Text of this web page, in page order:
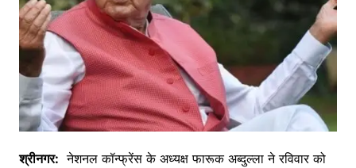
श्रीनगर: नेशनल कॉन्फ्रेंस के अध्यक्ष फारूक अब्दुल्ला ने रविवार को